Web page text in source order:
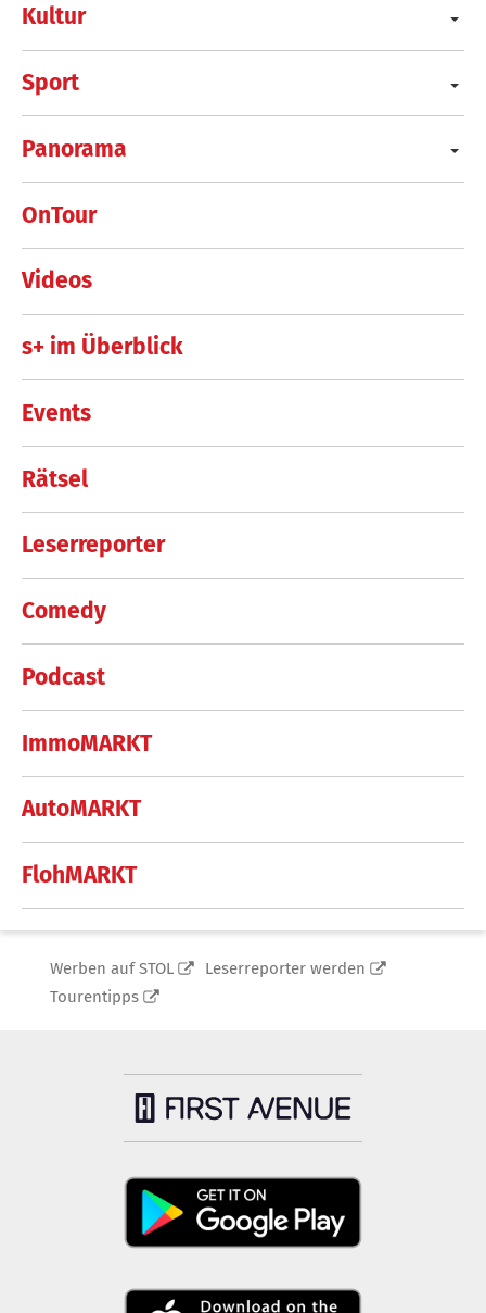
Kultur
Sport
Panorama
OnTour
Videos
s+ im Überblick
Events
Rätsel
Leserreporter
Comedy
Podcast
ImmoMARKT
AutoMARKT
FlohMARKT
Werben auf STOL
Leserreporter werden
Tourentipps